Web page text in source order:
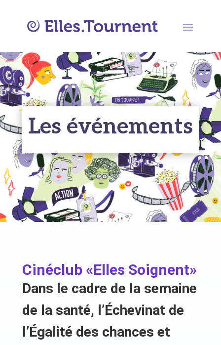
Les événements
Cinéclub «Elles Soignent»
Dans le cadre de la semaine
de la santé, l’Échevinat de
l’Égalité des chances et